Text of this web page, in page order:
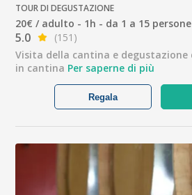
TOUR DI DEGUSTAZIONE
20€ / adulto - 1h - da 1 a 15 persone
5.0
(151)
Visita della cantina e
in cantina Per saperne di più
Regala